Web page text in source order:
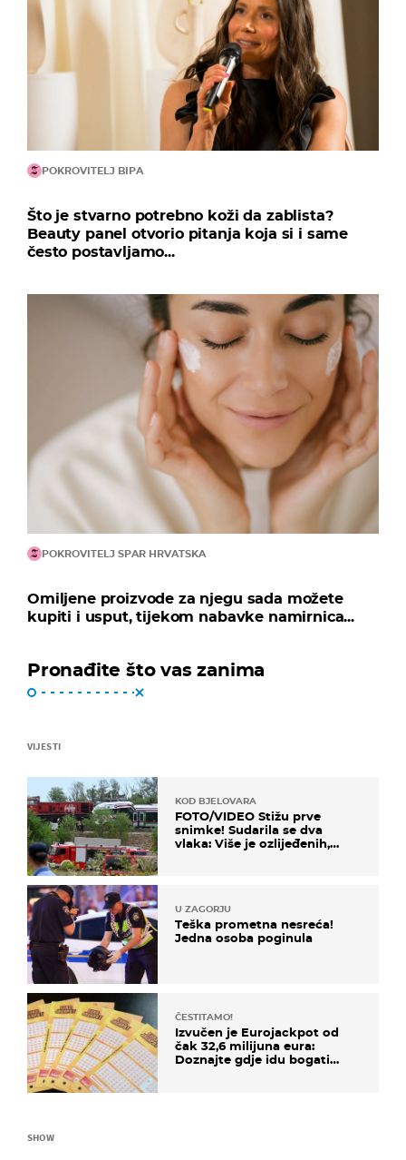
POKROVITELJ BIPA
Što je stvarno potrebno koži da zablista?
Beauty panel otvorio pitanja koja si i same
često postavljamo...
POKROVITELJ SPAR HRVATSKA
Omiljene proizvode za njegu sada možete
kupiti i usput, tijekom nabavke namirnica...
Pronađite što vas zanima
VIJESTI
KOD BJELOVARA
FOTO/VIDEO Stižu prve
snimke! Sudarila se dva
vlaka: Više je ozlijeđenih,
U ZAGORJU
Teška prometna nesreća!
Jedna osoba poginula
ČESTITAMO!
Izvučen je Eurojackpot od
čak 32,6 milijuna eura:
Doznajte gdje idu bogati
SHOW